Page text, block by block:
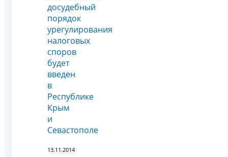
досудебный
порядок
урегулирования
налоговых
споров
будет
введен
в
Республике
Крым
и
Севастополе
13.11.2014